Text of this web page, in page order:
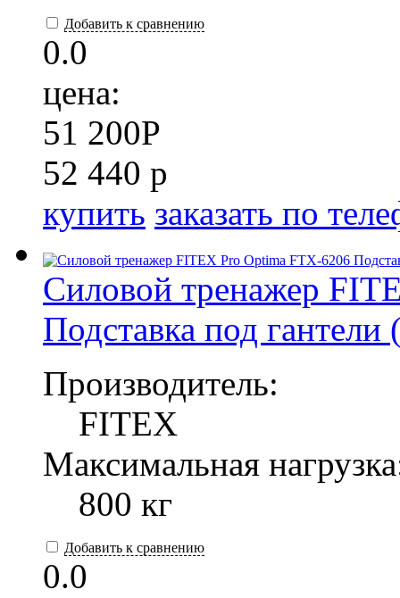
Добавить к сравнению
0.0
цена:
51 200P
52 440 р
купить заказать по
Силовой тренажер
Подставка под гантели
Производитель:
FITEX
Максимальная
800 кг
Добавить к сравнению
0.0